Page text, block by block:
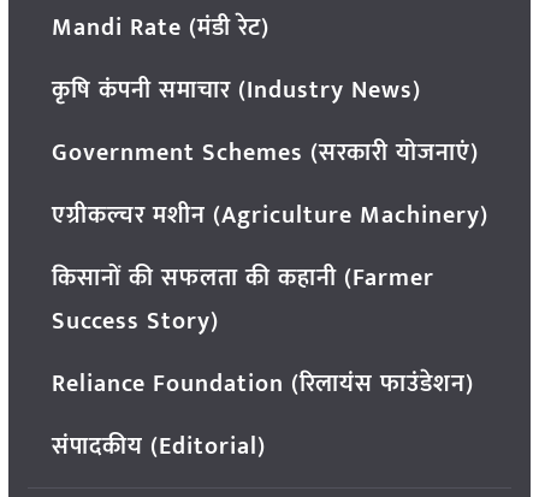
Mandi Rate (मंडी रेट)
कृषि कंपनी समाचार (Industry News)
Government Schemes (सरकारी योजनाएं)
एग्रीकल्चर मशीन (Agriculture Machinery)
किसानों की सफलता की कहानी (Farmer
Success Story)
Reliance Foundation (रिलायंस फाउंडेशन)
संपादकीय (Editorial)